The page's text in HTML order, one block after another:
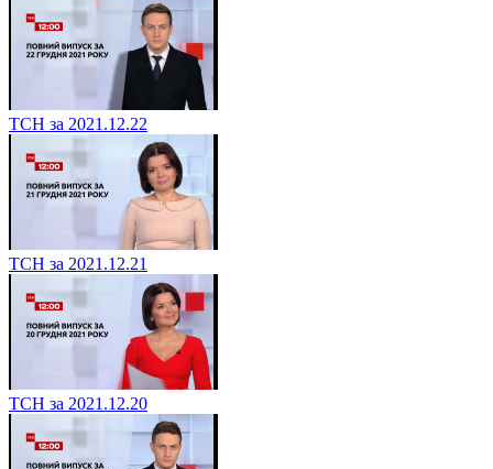
ТСН за 2021.12.22
ТСН за 2021.12.21
ТСН за 2021.12.20